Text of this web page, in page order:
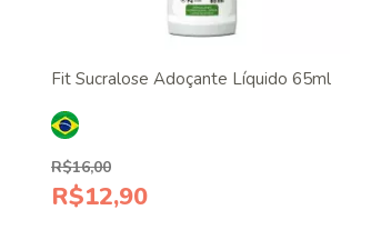
Fit Sucralose Adoçante Líquido 65ml
R$16,00
R$12,90